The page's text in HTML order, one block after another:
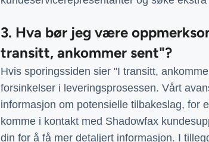
3. Hva bør jeg være
transitt, ankommer sent"?
Hvis sporingssiden sier "I transitt,
forsinkelser i leveringsprosessen. Vårt
informasjon om potensielle tilbakeslag, for
komme i kontakt med Shadowfax
din for å få mer detaljert informasjon. I